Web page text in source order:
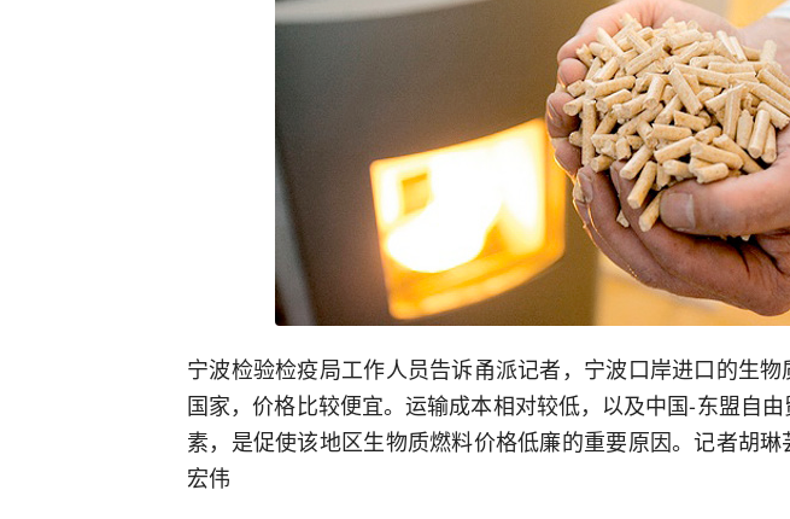
宁波检验检疫局工作人员告诉甬派记者，宁波口岸进口的生
国家，价格比较便宜。运输成本相对较低，以及中国-东盟自
素，是促使该地区生物质燃料价格低廉的重要原因。记者胡
宏伟